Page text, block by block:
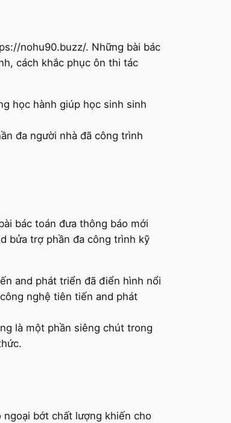
nohu90.buzz/. Những bài bác
cách khắc phục ôn thi tác
học hành giúp học sinh sinh
đa người nhà đã công trình
bác toán đưa thông báo mới
bửa trợ phần đa công trình kỹ
and phát triển đã điển hình nổi
nghệ tiên tiến and phát
là một phần siêng chút trong
bớt chất lượng khiến cho